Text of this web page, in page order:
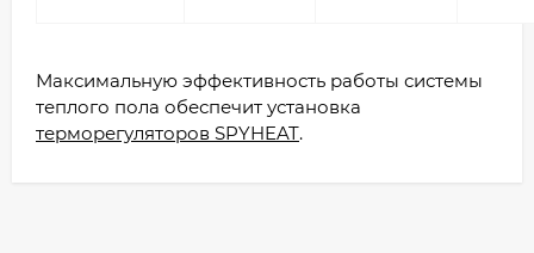
Максимальную эффективность работы системы
теплого пола обеспечит установка
терморегуляторов SPYHEAT.